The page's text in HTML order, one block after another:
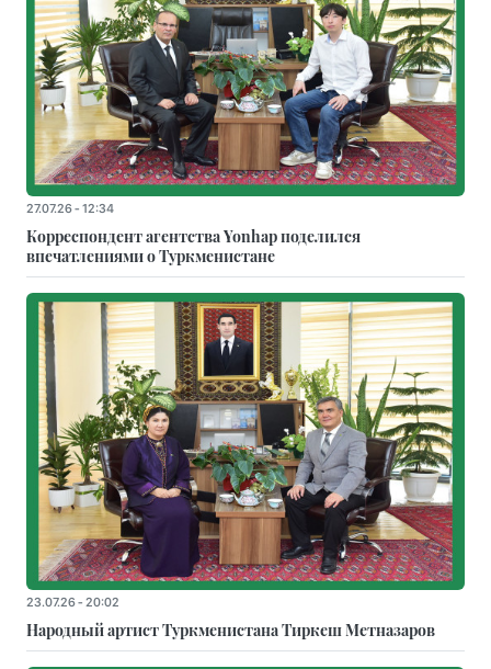
27.07.26 - 12:34
Корреспондент агентства Yonhap поделился
впечатлениями о Туркменистане
23.07.26 - 20:02
Народный артист Туркменистана Тиркеш Мeтназаров